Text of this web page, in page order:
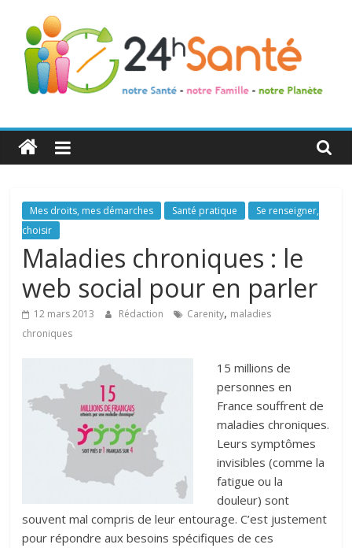
24h
Santé
La
santé
de
toute
famille
Mes droits, mes démarches Santé pratique
Se renseigner,
choisir
Maladies chroniques : le
web social pour en parler
12 mars 2013 Rédaction Carenity, maladies
chroniques
15 millions de
personnes en
France souffrent de
maladies chroniques.
Leurs symptômes
invisibles (comme la
fatigue ou la
douleur) sont
souvent mal compris de leur entourage. C’est justement
pour répondre aux besoins spécifiques de ces